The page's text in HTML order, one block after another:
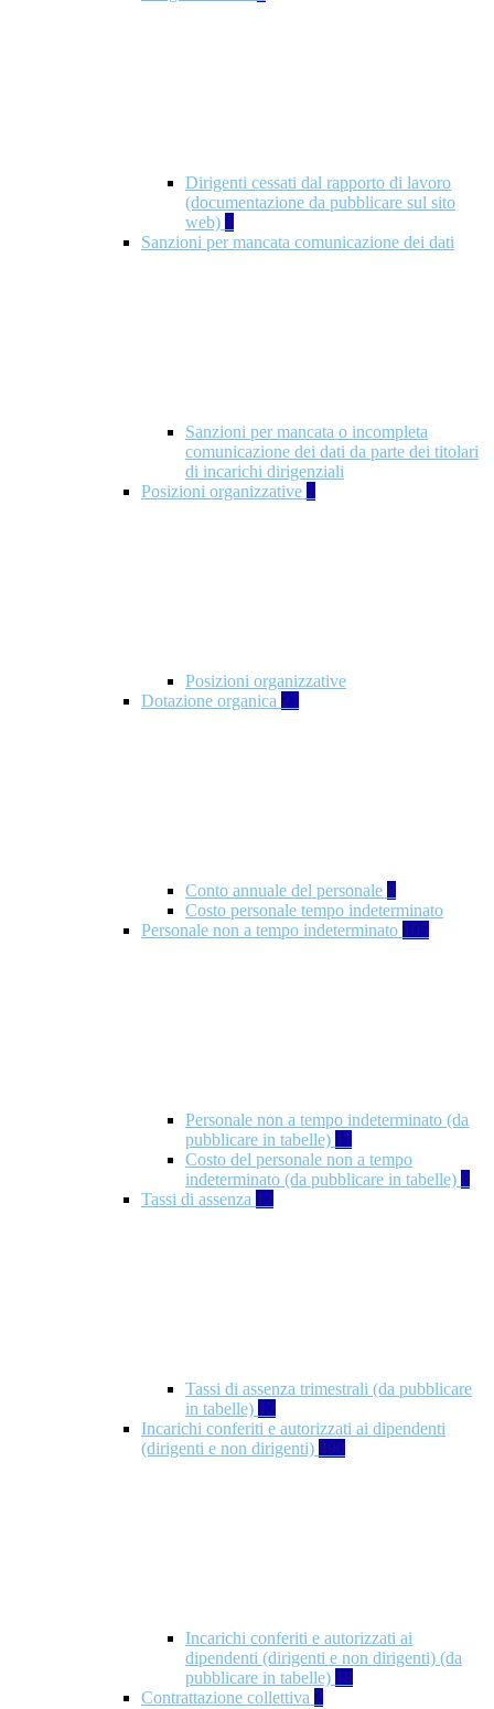
Dirigenti cessati dal rapporto di lavoro
(documentazione da pubblicare sul sito
web) 1
Sanzioni per mancata comunicazione dei dati
Sanzioni per mancata o incompleta
comunicazione dei dati da parte dei titolari
di incarichi dirigenziali
Posizioni organizzative 1
Posizioni organizzative
Dotazione organica 21
Conto annuale del personale 8
Costo personale tempo indeterminato
Personale non a tempo indeterminato 105
Personale non a tempo indeterminato (da
pubblicare in tabelle) 11
Costo del personale non a tempo
indeterminato (da pubblicare in tabelle) 8
Tassi di assenza 12
Tassi di assenza trimestrali (da pubblicare
in tabelle) 12
Incarichi conferiti e autorizzati ai dipendenti
(dirigenti e non dirigenti) 490
Incarichi conferiti e autorizzati ai
dipendenti (dirigenti e non dirigenti) (da
pubblicare in tabelle) 18
Contrattazione collettiva 2